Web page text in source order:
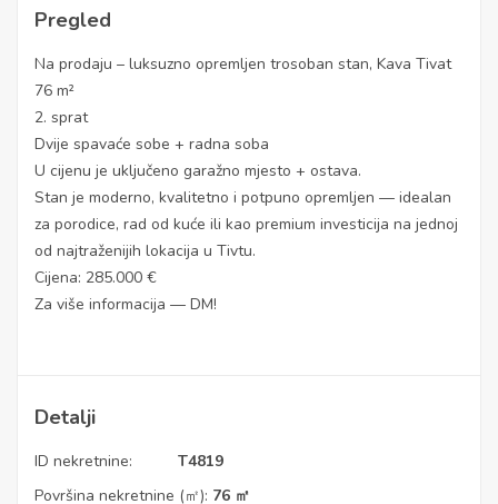
Pregled
Na prodaju – luksuzno opremljen trosoban stan, Kava Tivat
76 m²
2. sprat
Dvije spavaće sobe + radna soba
U cijenu je uključeno garažno mjesto + ostava.
Stan je moderno, kvalitetno i potpuno opremljen — idealan
za porodice, rad od kuće ili kao premium investicija na jednoj
od najtraženijih lokacija u Tivtu.
Cijena: 285.000 €
Za više informacija — DM!
Detalji
ID nekretnine:
T4819
Površina nekretnine (㎡): 76 ㎡